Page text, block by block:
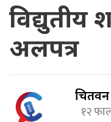
विद्युतीय
अलपत्र
१२